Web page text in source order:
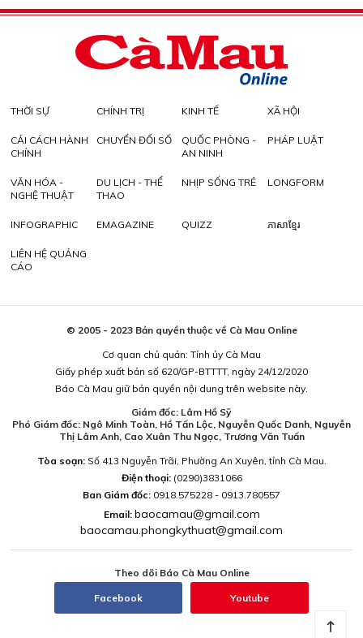
THỜI SỰ CHÍNH TRỊ KINH TẾ XÃ HỘI
CẢI CÁCH HÀNH
CHÍNH
CHUYỂN ĐỔI SỐ
QUỐC PHÒNG -
AN NINH
PHÁP LUẬT
VĂN HÓA -
NGHỆ THUẬT
DU LỊCH - THỂ
THAO
NHỊP SỐNG TRẺ LONGFORM
INFOGRAPHIC EMAGAZINE QUIZZ ភាសាខ្មែរ
LIÊN HỆ QUẢNG
CÁO
© 2005 - 2023 Bản quyền thuộc về Cà Mau Online
Cơ quan chủ quản: Tỉnh ủy Cà Mau
Giấy phép xuất bản số 620/GP-BTTTT, ngày 24/12/2020
Báo Cà Mau giữ bản quyền nội dung trên website này.
Giám đốc: Lâm Hồ Sỹ
Phó Giám đốc: Ngô Minh Toàn, Hồ Tấn Lộc, Nguyễn Quốc Danh, Nguyễn
Thị Lâm Anh, Cao Xuân Thu Ngọc, Trương Văn Tuấn
Tòa soạn:Số 413 Nguyễn Trãi, Phường An Xuyên, tỉnh Cà Mau.
Điện thoại: (0290)3831066
Ban Giám đốc: 0918.575228 - 0913.780557
Email: baocamau@gmail.com
baocamau.phongkythuat@gmail.com
Theo dõi Báo Cà Mau Online
Facebook Youtube